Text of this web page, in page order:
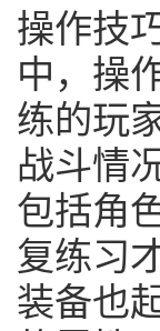
操作技
中，操
练的玩
战斗情
包括角
复练习
装备也